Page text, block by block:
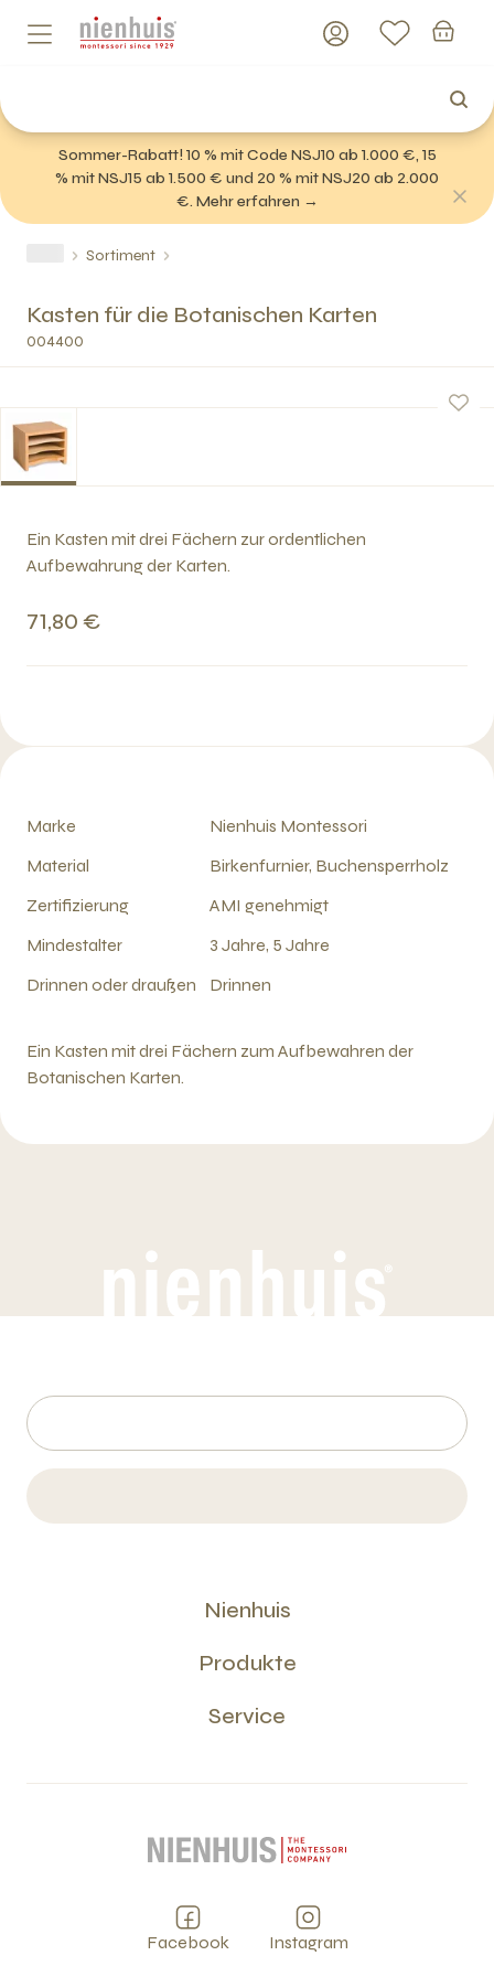
Sommer-Rabatt! 10 % mit Code NSJ10 ab 1.000 €, 15
% mit NSJ15 ab 1.500 € und 20 % mit NSJ20 ab 2.000
€. Mehr erfahren →
Sortiment
Kasten für die Botanischen Karten
004400
Ein Kasten mit drei Fächern zur ordentlichen
Aufbewahrung der Karten.
71,80 €
Marke
Nienhuis Montessori
Material
Birkenfurnier, Buchensperrholz
Zertifizierung
AMI genehmigt
Mindestalter
3 Jahre, 5 Jahre
Drinnen oder draußen
Drinnen
Ein Kasten mit drei Fächern zum Aufbewahren der
Botanischen Karten.
Nienhuis
Produkte
Service
Facebook Instagram